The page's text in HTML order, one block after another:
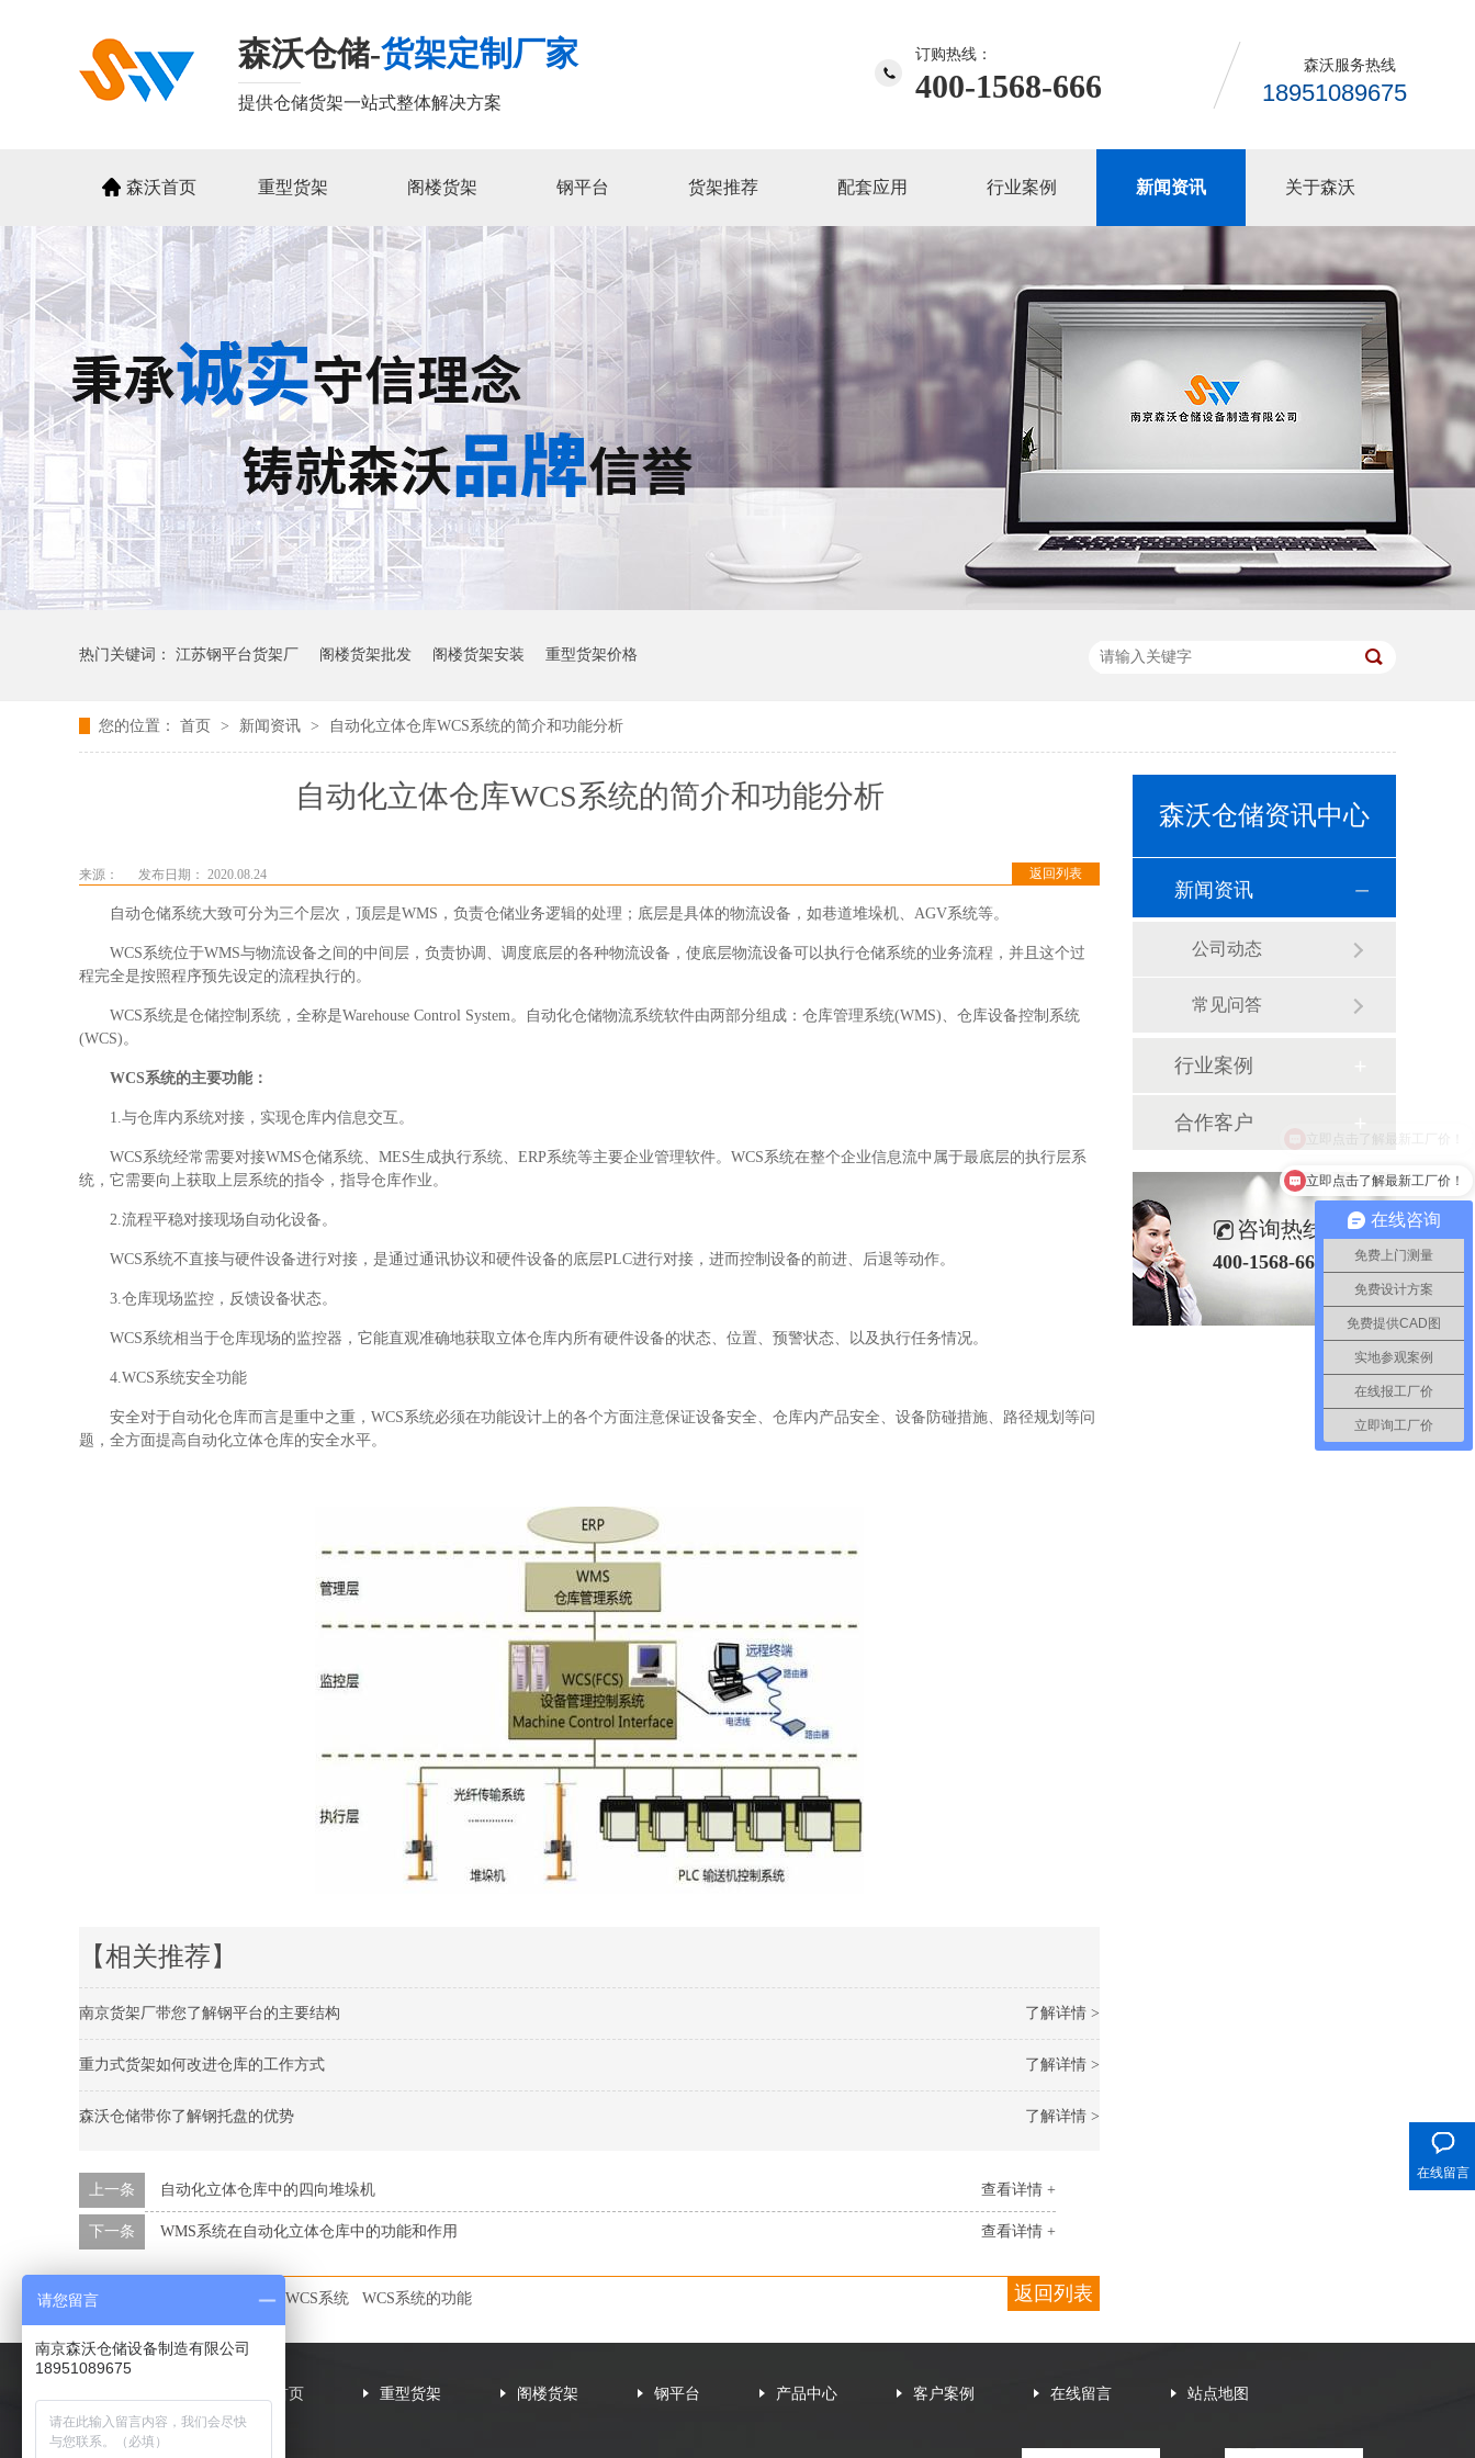
森沃仓储-货架定制厂家
提供仓储货架一站式整体解决方案
订购热线：
400-1568-666
森沃服务热线
18951089675
森沃首页 重型货架 阁楼货架 钢平台 货架推荐 配套应用 行业案例 新闻资讯 关于森沃
热门关键词： 江苏钢平台货架厂 阁楼货架批发 阁楼货架安装 重型货架价格
您的位置： 首页 > 新闻资讯 > 自动化立体仓库WCS系统的简介和功能分析
自动化立体仓库WCS系统的简介和功能分析
返回列表
来源： 发布日期： 2020.08.24
自动仓储系统大致可分为三个层次，顶层是WMS，负责仓储业务逻辑的处理；底层是具体的物流设备，如巷道堆垛机、 AGV系统等。
WCS系统位于WMS与物流设备之间的中间层，负责协调、调度底层的各种物流设备，使底层物流设备可以执行仓储系统的业务流程，并且这个过
程完全是按照程序预先设定的流程执行的。
WCS系统是仓储控制系统，全称是Warehouse Control System。自动化仓储物流系统软件由两部分组成：仓库管理系统(WMS)、仓库设备控制系统
(WCS)。
WCS系统的主要功能：
1.与仓库内系统对接，实现仓库内信息交互。
WCS系统经常需要对接WMS仓储系统、MES生成执行系统、ERP系统等主要企业管理软件。WCS系统在整个企业信息流中属于最底层的执行层系
统，它需要向上获取上层系统的指令，指导仓库作业。
2.流程平稳对接现场自动化设备。
WCS系统不直接与硬件设备进行对接，是通过通讯协议和硬件设备的底层PLC进行对接，进而控制设备的前进、后退等动作。
3.仓库现场监控，反馈设备状态。
WCS系统相当于仓库现场的监控器，它能直观准确地获取立体仓库内所有硬件设备的状态、位置、预警状态、以及执行任务情况。
4.WCS系统安全功能
安全对于自动化仓库而言是重中之重，WCS系统必须在功能设计上的各个方面注意保证设备安全、仓库内产品安全、设备防碰措施、路径规划等问
题，全方面提高自动化立体仓库的安全水平。
【相关推荐】
了解详情 >
南京货架厂带您了解钢平台的主要结构
了解详情 >
重力式货架如何改进仓库的工作方式
了解详情 >
森沃仓储带你了解钢托盘的优势
查看详情 +
上一条 自动化立体仓库中的四向堆垛机
查看详情 +
下一条 WMS系统在自动化立体仓库中的功能和作用
返回列表
本文标签： 自动化立体仓库 WCS系统 WCS系统的功能
森沃仓储资讯中心
新闻资讯
公司动态
常见问答
行业案例
合作客户
咨询热线
400-1568-666
网站首页 重型货架 阁楼货架 钢平台 产品中心 客户案例 在线留言 站点地图
在线留言
在线咨询
免费上门测量
免费设计方案
免费提供CAD图
实地参观案例
在线报工厂价
立即询工厂价
立即点击了解最新工厂价！
请您留言
南京森沃仓储设备制造有限公司
18951089675